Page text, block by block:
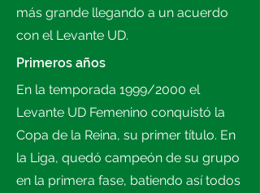
más grande llegando a un acuerdo
con el Levante UD.
Primeros años
En la temporada 1999/2000 el
Levante UD Femenino conquistó la
Copa de la Reina, su primer título. En
la Liga, quedó campeón de su grupo
en la primera fase, batiendo así todos